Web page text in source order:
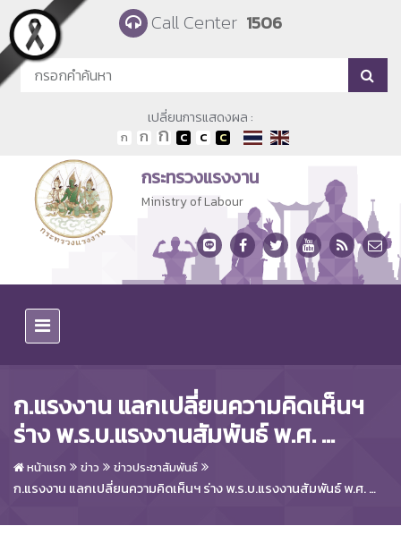
Skip to main content Call Center 1506
เปลี่ยนการแสดงผล :
กระทรวงแรงงาน
Ministry of Labour
ก.แรงงาน แลกเปลี่ยนความคิดเห็นฯ
ร่าง พ.ร.บ.แรงงานสัมพันธ์ พ.ศ. …
หน้าแรก ข่าว ข่าวประชาสัมพันธ์
ก.แรงงาน แลกเปลี่ยนความคิดเห็นฯ ร่าง พ.ร.บ.แรงงานสัมพันธ์ พ.ศ. …